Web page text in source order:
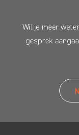
Wil je meer
gesprek